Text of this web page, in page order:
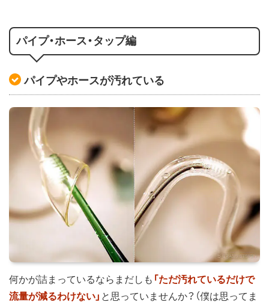
パイプ・ホース・タップ編
パイプやホースが汚れている
何かが詰まっているならまだしも 「ただ汚れているだけで
流量が減るわけない」 と思っていませんか？（僕は思ってま